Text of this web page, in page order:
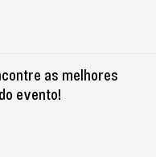
as melhores
evento!